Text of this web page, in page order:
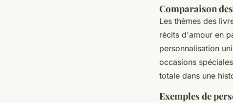
Comparaison
Les thèmes des
récits d'amour en
personnalisation
occasions
totale dans une
Exemples de